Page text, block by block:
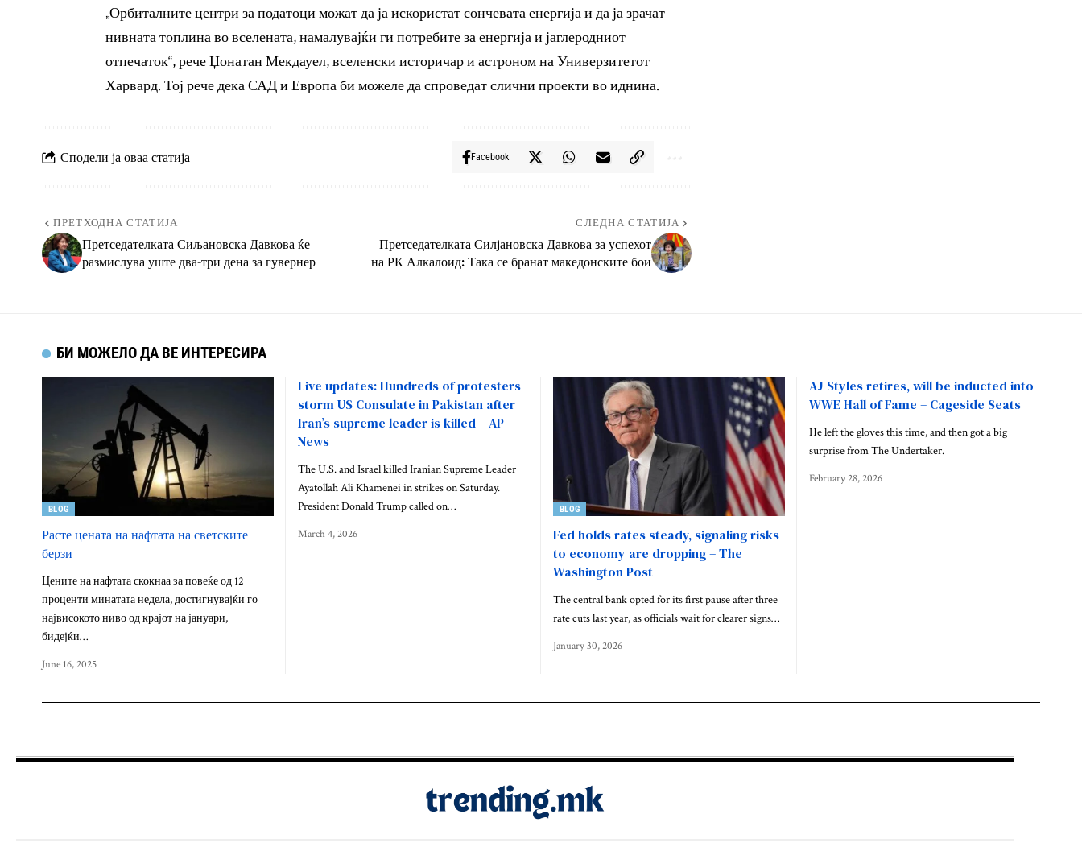
„Орбиталните центри за податоци можат да ја искористат сончевата енергија и да ја зрачат
нивната топлина во вселената, намалувајќи ги потребите за енергија и јаглеродниот
отпечаток“, рече Џонатан Мекдауел, вселенски историчар и астроном на Универзитетот
Харвард. Тој рече дека САД и Европа би можеле да спроведат слични проекти во иднина.
Сподели ја оваа статија Facebook
ПРЕТХОДНА СТАТИЈА
Претседателката Сиљановска Давкова ќе
размислува уште два-три дена за гувернер
СЛЕДНА СТАТИЈА
Претседателката Силјановска Давкова за успехот
на РК Алкалоид: Така се бранат македонските бои
БИ МОЖЕЛО ДА ВЕ ИНТЕРЕСИРА
BLOG
Расте цената на нафтата на светските
берзи
Цените на нафтата скокнаа за повеќе од 12
проценти минатата недела, достигнувајќи го
највисокото ниво од крајот на јануари,
бидејќи…
June 16, 2025
Live updates: Hundreds of protesters
storm US Consulate in Pakistan after
Iran’s supreme leader is killed – AP
News
The U.S. and Israel killed Iranian Supreme Leader
Ayatollah Ali Khamenei in strikes on Saturday.
President Donald Trump called on…
March 4, 2026
BLOG
Fed holds rates steady, signaling risks
to economy are dropping – The
Washington Post
The central bank opted for its first pause after three
rate cuts last year, as officials wait for clearer signs…
January 30, 2026
AJ Styles retires, will be inducted into
WWE Hall of Fame – Cageside Seats
He left the gloves this time, and then got a big
surprise from The Undertaker.
February 28, 2026